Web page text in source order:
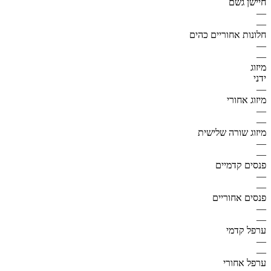
—
—
חלונות אחוריים כהים
—
—
מיזוג
ידני
—
מיזוג אחורי
—
—
מיזוג שורה שלישית
—
—
פנסים קדמיים
—
—
פנסים אחוריים
—
—
ערפל קדמי
—
—
ערפל אחורי